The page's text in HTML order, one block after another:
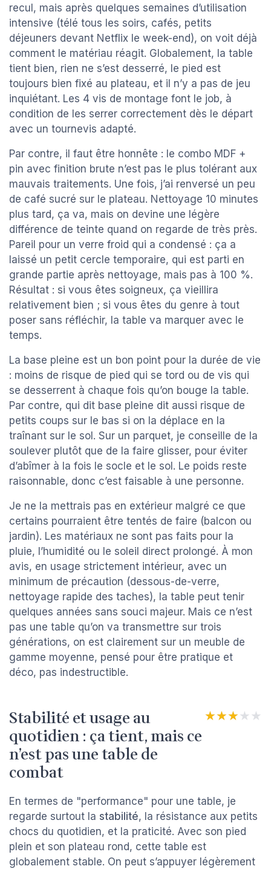
recul, mais après quelques semaines d’utilisation
intensive (télé tous les soirs, cafés, petits
déjeuners devant Netflix le week-end), on voit déjà
comment le matériau réagit. Globalement, la table
tient bien, rien ne s’est desserré, le pied est
toujours bien fixé au plateau, et il n’y a pas de jeu
inquiétant. Les 4 vis de montage font le job, à
condition de les serrer correctement dès le départ
avec un tournevis adapté.
Par contre, il faut être honnête : le combo MDF +
pin avec finition brute n’est pas le plus tolérant aux
mauvais traitements. Une fois, j’ai renversé un peu
de café sucré sur le plateau. Nettoyage 10 minutes
plus tard, ça va, mais on devine une légère
différence de teinte quand on regarde de très près.
Pareil pour un verre froid qui a condensé : ça a
laissé un petit cercle temporaire, qui est parti en
grande partie après nettoyage, mais pas à 100 %.
Résultat : si vous êtes soigneux, ça vieillira
relativement bien ; si vous êtes du genre à tout
poser sans réfléchir, la table va marquer avec le
temps.
La base pleine est un bon point pour la durée de vie
: moins de risque de pied qui se tord ou de vis qui
se desserrent à chaque fois qu’on bouge la table.
Par contre, qui dit base pleine dit aussi risque de
petits coups sur le bas si on la déplace en la
traînant sur le sol. Sur un parquet, je conseille de la
soulever plutôt que de la faire glisser, pour éviter
d’abîmer à la fois le socle et le sol. Le poids reste
raisonnable, donc c’est faisable à une personne.
Je ne la mettrais pas en extérieur malgré ce que
certains pourraient être tentés de faire (balcon ou
jardin). Les matériaux ne sont pas faits pour la
pluie, l’humidité ou le soleil direct prolongé. À mon
avis, en usage strictement intérieur, avec un
minimum de précaution (dessous-de-verre,
nettoyage rapide des taches), la table peut tenir
quelques années sans souci majeur. Mais ce n’est
pas une table qu’on va transmettre sur trois
générations, on est clairement sur un meuble de
gamme moyenne, pensé pour être pratique et
déco, pas indestructible.
Stabilité et usage au
quotidien : ça tient, mais ce
n’est pas une table de
combat
★★★★★
★★★★★
En termes de "performance" pour une table, je
regarde surtout la stabilité, la résistance aux petits
chocs du quotidien, et la praticité. Avec son pied
plein et son plateau rond, cette table est
globalement stable. On peut s’appuyer légèrement